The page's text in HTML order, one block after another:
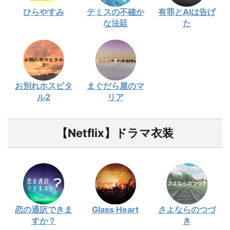
ひらやすみ
テミスの不確か
な法廷
有罪とAIは告げ
た
お別れホスピタ
ル2
まぐだら屋のマ
リア
【Netflix】ドラマ衣装
恋の通訳できま
すか？
Glass Heart
さよならのつづ
き